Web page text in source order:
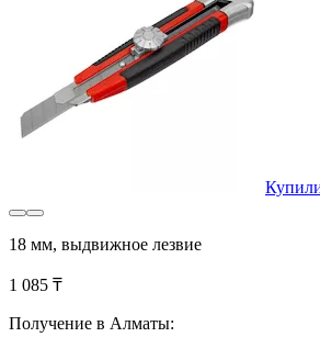
18 мм, выдвижное лезвие
1 085 ₸
Получение в Алматы: